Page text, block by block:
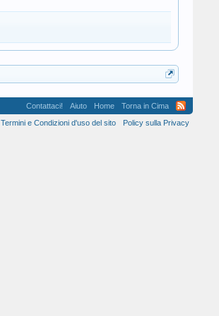
Contattaci! Aiuto Home
Torna in Cima
Termini e Condizioni d'uso del sito
Policy sulla Privacy